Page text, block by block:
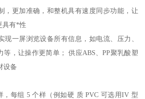
，更加准确，和整机具有速度同步功能，让
具有*性
现一屏浏览设备所有信息，如电流、压力、
等，让操作更简单； 供应ABS、PP聚乳酸塑
设备
，每组 5 个样（例如硬 质 PVC 可选用IV 型